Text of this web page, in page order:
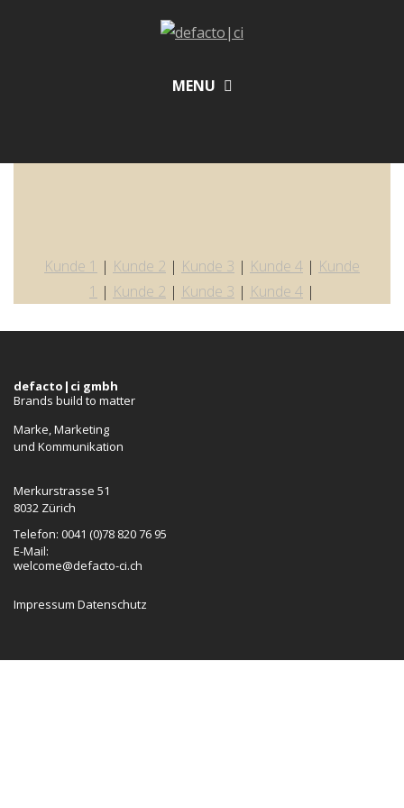
MENU
Kunde 1 | Kunde 2 | Kunde 3 | Kunde 4 | Kunde
1 | Kunde 2 | Kunde 3 | Kunde 4 |
defacto|ci gmbh
Brands build to matter
Marke, Marketing
und Kommunikation
Merkurstrasse 51
8032 Zürich
Telefon: 0041 (0)78 820 76 95
E-Mail:
welcome@defacto-ci.ch
Impressum Datenschutz